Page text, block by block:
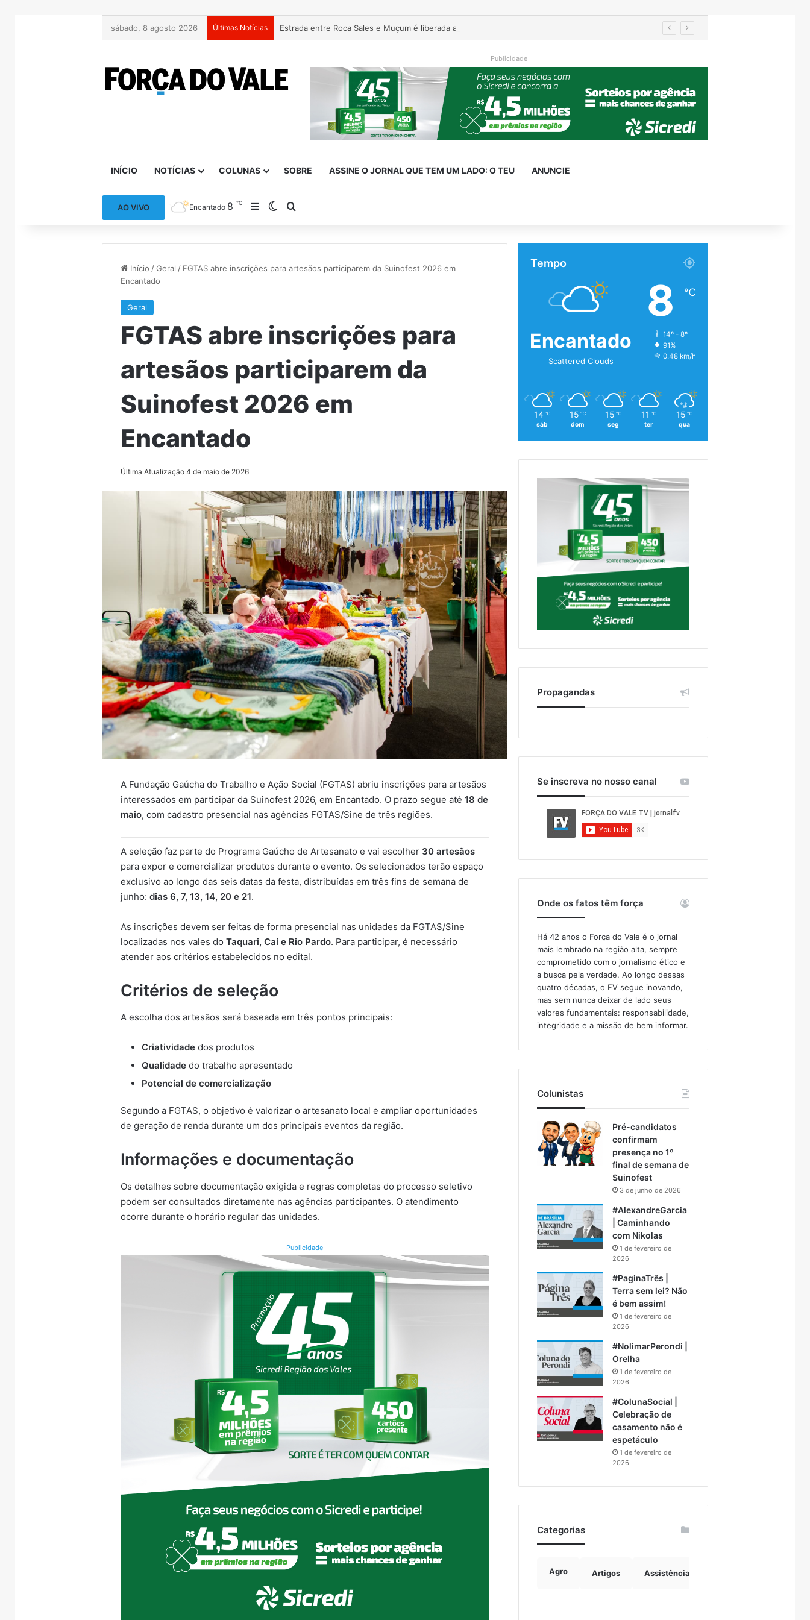
sábado, 8 agosto 2026 Últimas Notícias Estrada entre Roca Sales e Muçum é liberada após serviços de manutenção
Publicidade
INÍCIO NOTÍCIAS COLUNAS SOBRE ASSINE O JORNAL QUE TEM UM LADO: O TEU ANUNCIE
AO VIVO Encantado 8℃ Barra Lateral
Switch skin
Início / Geral / FGTAS abre inscrições para artesãos participarem da Suinofest 2026 em
Encantado
Geral
FGTAS abre inscrições para
artesãos participarem da
Suinofest 2026 em
Encantado
Última Atualização 4 de maio de 2026
A Fundação Gaúcha do Trabalho e Ação Social (FGTAS) abriu inscrições para artesãos
interessados em participar da Suinofest 2026, em Encantado. O prazo segue até18 de
maio, com cadastro presencial nas agências FGTAS/Sine de três regiões.
A seleção faz parte do Programa Gaúcho de Artesanato e vai escolher 30 artesãos
para expor e comercializar produtos durante o evento. Os selecionados terão espaço
exclusivo ao longo das seis datas da festa, distribuídas em três fins de semana de
junho:dias 6, 7, 13, 14, 20 e 21.
As inscrições devem ser feitas de forma presencial nas unidades da FGTAS/Sine
localizadas nos vales doTaquari, Caí e Rio Pardo. Para participar, é necessário
atender aos critérios estabelecidos no edital.
Critérios de seleção
A escolha dos artesãos será baseada em três pontos principais:
Criatividade dos produtos
Qualidade do trabalho apresentado
Potencial de comercialização
Segundo a FGTAS, o objetivo é valorizar o artesanato local e ampliar oportunidades
de geração de renda durante um dos principais eventos da região.
Informações e documentação
Os detalhes sobre documentação exigida e regras completas do processo seletivo
podem ser consultados diretamente nas agências participantes. O atendimento
ocorre durante o horário regular das unidades.
Publicidade
Tempo
Encantado
Scattered Clouds
8 ℃
14º - 8º
91%
0.48 km/h
14 ℃
sáb
15 ℃
dom
15 ℃
seg
11 ℃
ter
15 ℃
qua
Propagandas
Se inscreva no nosso canal
Onde os fatos têm força
Há 42 anos o Força do Vale é o jornal
mais lembrado na região alta, sempre
comprometido com o jornalismo ético e
a busca pela verdade. Ao longo dessas
quatro décadas, o FV segue inovando,
mas sem nunca deixar de lado seus
valores fundamentais: responsabilidade,
integridade e a missão de bem informar.​
Colunistas
Pré-candidatos
confirmam
presença no 1º
final de semana de
Suinofest
3 de junho de 2026
#AlexandreGarcia
| Caminhando
com Nikolas
1 de fevereiro de
2026
#PaginaTrês |
Terra sem lei? Não
é bem assim!
1 de fevereiro de
2026
#NolimarPerondi |
Orelha
1 de fevereiro de
2026
#ColunaSocial |
Celebração de
casamento não é
espetáculo
1 de fevereiro de
2026
Categorias
Agro Artigos Assistência Social